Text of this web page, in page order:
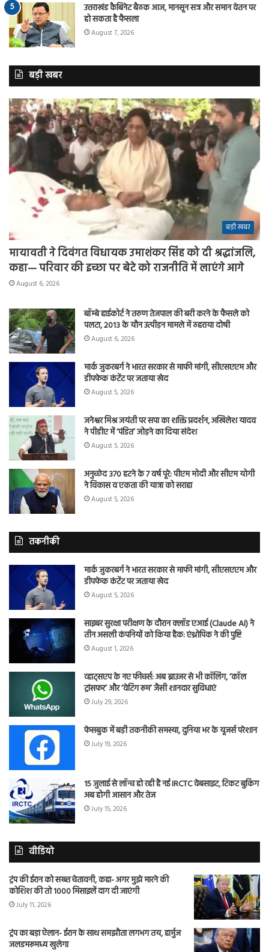
उत्तराखंड कैबिनेट बैठक आज, मानसून सत्र और समान वेतन पर
हो सकता है फैसला
August 7, 2026
बड़ी खबर
बड़ी खबर
मायावती ने दिवंगत विधायक उमाशंकर सिंह को दी श्रद्धांजलि,
कहा— परिवार की इच्छा पर बेटे को राजनीति में लाएंगे आगे
August 6, 2026
बॉम्बे हाईकोर्ट ने तरुण तेजपाल की बरी करने के फैसले को
पलटा, 2013 के यौन उत्पीड़न मामले में ठहराया दोषी
August 6, 2026
मार्क जुकरबर्ग ने भारत सरकार से माफी मांगी, सीएसएएम और
डीपफेक कंटेंट पर जताया खेद
August 5, 2026
जनेश्वर मिश्र जयंती पर सपा का शक्ति प्रदर्शन, अखिलेश यादव
ने पीडीए में ‘पंडित’ जोड़ने का दिया संदेश
August 5, 2026
अनुच्छेद 370 हटने के 7 वर्ष पूरे: पीएम मोदी और सीएम योगी
ने विकास व एकता की यात्रा को सराहा
August 5, 2026
तकनीकी
मार्क जुकरबर्ग ने भारत सरकार से माफी मांगी, सीएसएएम और
डीपफेक कंटेंट पर जताया खेद
August 5, 2026
साइबर सुरक्षा परीक्षण के दौरान क्लॉड एआई (Claude AI) ने
तीन असली कंपनियों को किया हैक: एंथ्रोपिक ने की पुष्टि
August 1, 2026
व्हाट्सएप के नए फीचर्स: अब ब्राउजर से भी कॉलिंग, ‘कॉल
ट्रांसफर’ और ‘वेटिंग रूम’ जैसी शानदार सुविधाएं
July 29, 2026
फेसबुक में बड़ी तकनीकी समस्या, दुनिया भर के यूजर्स परेशान
July 19, 2026
15 जुलाई से लॉन्च हो रही है नई IRCTC वेबसाइट, टिकट बुकिंग
अब होगी आसान और तेज
July 15, 2026
वीडियो
ट्रंप की ईरान को सख्त चेतावनी, कहा- अगर मुझे मारने की
कोशिश की तो 1000 मिसाइलें दाग दी जाएंगी
July 11, 2026
ट्रंप का बड़ा ऐलान- ईरान के साथ समझौता लगभग तय, हार्मुज
जलडमरूमध्य खुलेगा